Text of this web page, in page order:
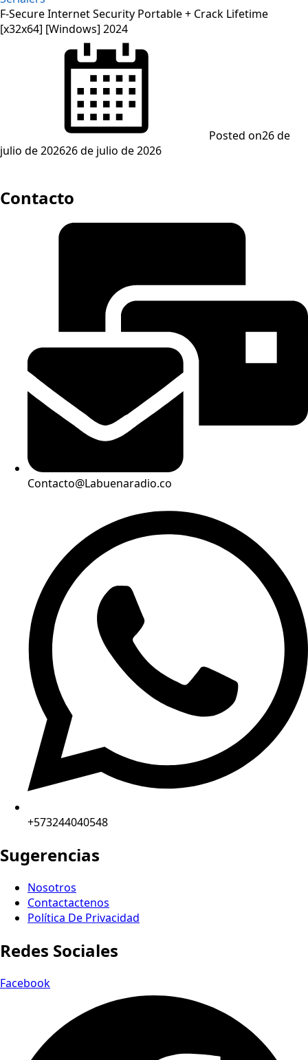
F-Secure Internet Security Portable + Crack Lifetime
[x32x64] [Windows] 2024
Posted on26 de
julio de 202626 de julio de 2026
Contacto
Contacto@Labuenaradio.co
+573244040548
Sugerencias
Nosotros
Contactactenos
Política De Privacidad
Redes Sociales
Facebook